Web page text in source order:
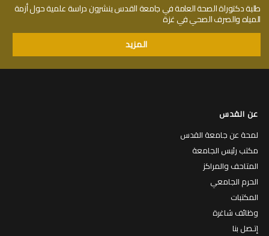
طلبة دكتوراة الصحة العامة في جامعة القدس ينشرون دراسة علمية حول أزمة
المياه والصرف الصحي في غزة
المزيد
عن القدس
لمحة عن جامعة القدس
مكتب رئيس الجامعة
المتاحف والمراكز
الحرم الجامعي
المكتبات
وظائف شاغرة
إتـصل بنا